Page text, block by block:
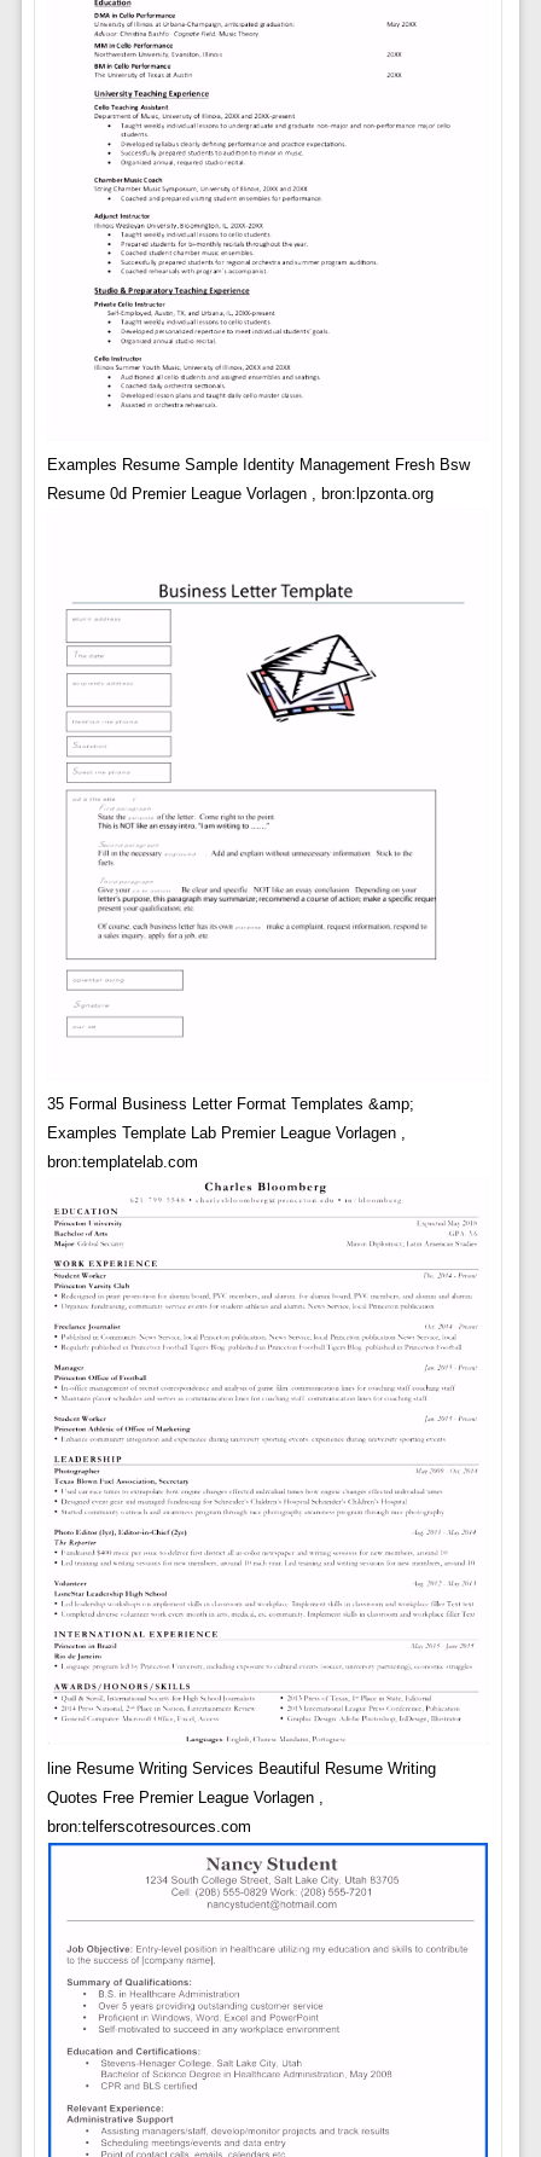
Examples Resume Sample Identity Management Fresh Bsw
Resume 0d Premier League Vorlagen , bron:lpzonta.org
35 Formal Business Letter Format Templates &amp;
Examples Template Lab Premier League Vorlagen ,
bron:templatelab.com
line Resume Writing Services Beautiful Resume Writing
Quotes Free Premier League Vorlagen ,
bron:telferscotresources.com